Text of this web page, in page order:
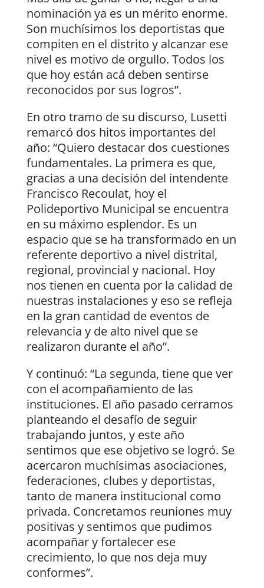
nominación ya es un mérito enorme.
Son muchísimos los deportistas que
compiten en el distrito y alcanzar ese
nivel es motivo de orgullo. Todos los
que hoy están acá deben sentirse
reconocidos por sus logros”.
En otro tramo de su discurso, Lusetti
remarcó dos hitos importantes del
año: “Quiero destacar dos cuestiones
fundamentales. La primera es que,
gracias a una decisión del intendente
Francisco Recoulat, hoy el
Polideportivo Municipal se encuentra
en su máximo esplendor. Es un
espacio que se ha transformado en un
referente deportivo a nivel distrital,
regional, provincial y nacional. Hoy
nos tienen en cuenta por la calidad de
nuestras instalaciones y eso se refleja
en la gran cantidad de eventos de
relevancia y de alto nivel que se
realizaron durante el año”.
Y continuó: “La segunda, tiene que ver
con el acompañamiento de las
instituciones. El año pasado cerramos
planteando el desafío de seguir
trabajando juntos, y este año
sentimos que ese objetivo se logró. Se
acercaron muchísimas asociaciones,
federaciones, clubes y deportistas,
tanto de manera institucional como
privada. Concretamos reuniones muy
positivas y sentimos que pudimos
acompañar y fortalecer ese
crecimiento, lo que nos deja muy
conformes”.